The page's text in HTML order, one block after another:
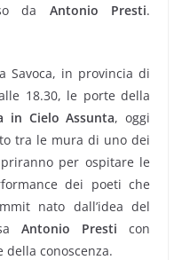
da Antonio Presti.
Savoca, in provincia di
18.30, le porte della
in Cielo Assunta, oggi
tra le mura di uno dei
per ospitare le
dei poeti che
nato dall’idea del
Antonio Presti con
della conoscenza.